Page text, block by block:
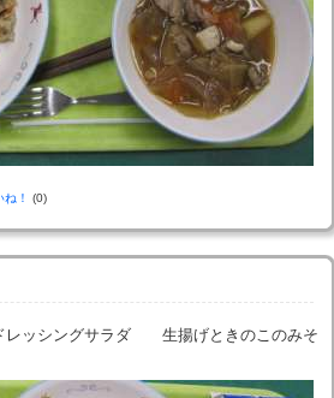
ね！ (0)
ッシングサラダ 生揚げときのこのみそ